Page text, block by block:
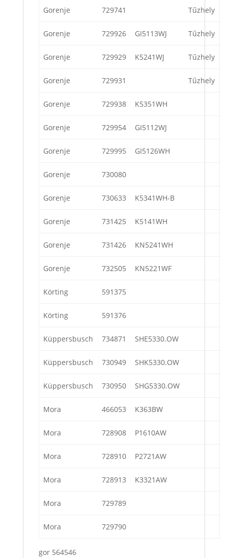
Gorenje 729741 Tűzhely
Gorenje 729926 GI5113WJ Tűzhely
Gorenje 729929 K5241WJ Tűzhely
Gorenje 729931 Tűzhely
Gorenje 729938 K5351WH
Gorenje 729954 GI5112WJ
Gorenje 729995 GI5126WH
Gorenje 730080
Gorenje 730633 K5341WH-B
Gorenje 731425 K5141WH
Gorenje 731426 KN5241WH
Gorenje 732505 KN5221WF
Körting 591375
Körting 591376
Küppersbusch 734871 SHE5330.OW
Küppersbusch 730949 SHK5330.OW
Küppersbusch 730950 SHG5330.OW
Mora 466053 K363BW
Mora 728908 P1610AW
Mora 728910 P2721AW
Mora 728913 K3321AW
Mora 729789
Mora 729790
gor 564546